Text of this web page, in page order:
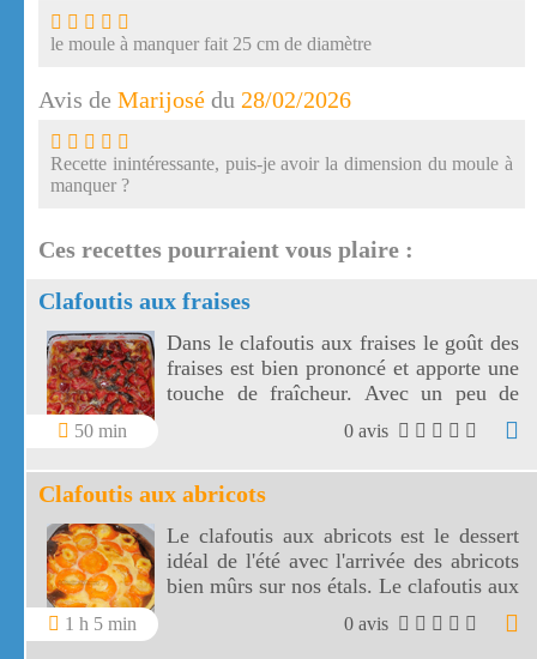
le moule à manquer fait 25 cm de diamètre
Avis de Marijosé du 28/02/2026
Recette inintéressante, puis-je avoir la dimension du moule à
manquer ?
Ces recettes pourraient vous plaire :
Clafoutis aux fraises
50 min
Dans le clafoutis aux fraises le goût des
fraises est bien prononcé et apporte une
touche de fraîcheur. Avec un peu de
menthe le clafoutis aux fraises est un
0 avis
Clafoutis aux abricots
1 h 5 min
Le clafoutis aux abricots est le dessert
idéal de l'été avec l'arrivée des abricots
bien mûrs sur nos étals. Le clafoutis aux
abricots est un dessert fruité plein de
0 avis